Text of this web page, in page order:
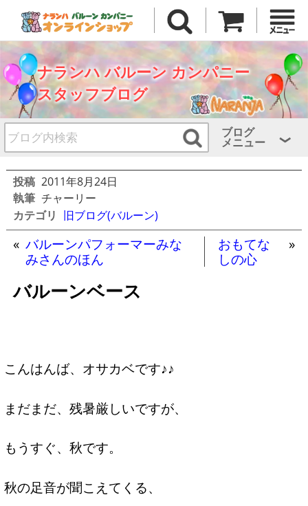
ナランハ バルーン カンパニー
スタッフブログ
ブログ
メニュー
投稿 2011年8月24日
執筆 チャーリー
カテゴリ 旧ブログ(バルーン)
« バルーンパフォーマーみな
みさんのほん
おもてな
しの心
»
バルーンベース
こんはんば、オサカベです♪♪
まだまだ、残暑厳しいですが、
もうすぐ、秋です。
秋の足音が聞こえてくる、